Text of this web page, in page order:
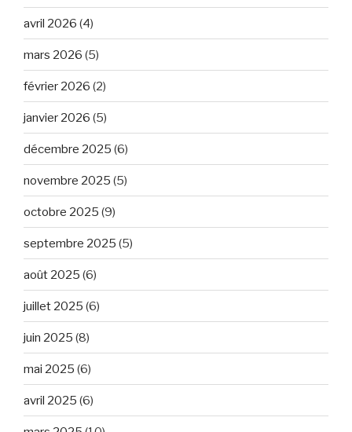
avril 2026 (4)
mars 2026 (5)
février 2026 (2)
janvier 2026 (5)
décembre 2025 (6)
novembre 2025 (5)
octobre 2025 (9)
septembre 2025 (5)
août 2025 (6)
juillet 2025 (6)
juin 2025 (8)
mai 2025 (6)
avril 2025 (6)